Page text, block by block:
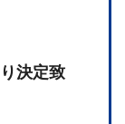
決定致